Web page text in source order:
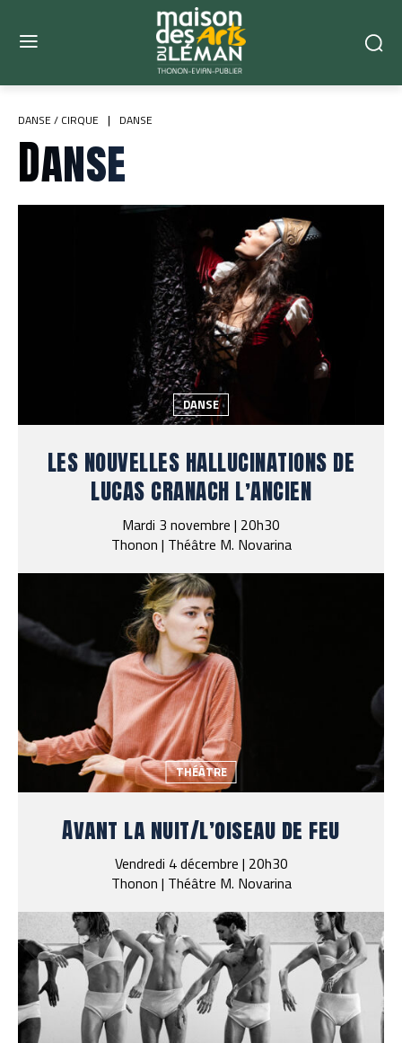
DANSE / CIRQUE DANSE
Danse
DANSE
LES NOUVELLES HALLUCINATIONS DE
LUCAS CRANACH L’ANCIEN
Mardi 3 novembre | 20h30
Thonon | Théâtre M. Novarina
THÉÂTRE
Avant la nuit/l’oiseau de feu
Vendredi 4 décembre | 20h30
Thonon | Théâtre M. Novarina